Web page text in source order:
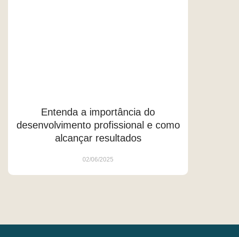
Entenda a importância do
desenvolvimento profissional e como
alcançar resultados
02/06/2025